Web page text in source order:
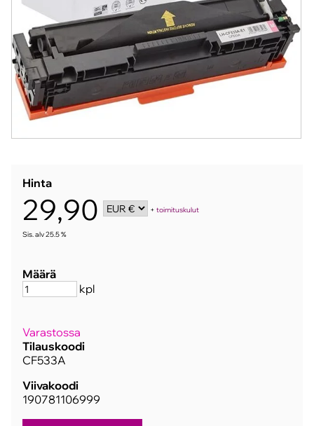
Hinta
29,90 +toimituskulut
Sis. alv 25.5 %
Määrä
kpl
Varastossa
Tilauskoodi
CF533A
Viivakoodi
190781106999